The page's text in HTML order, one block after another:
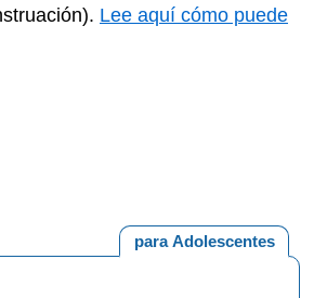
Lee aquí cómo puede
para Adolescentes